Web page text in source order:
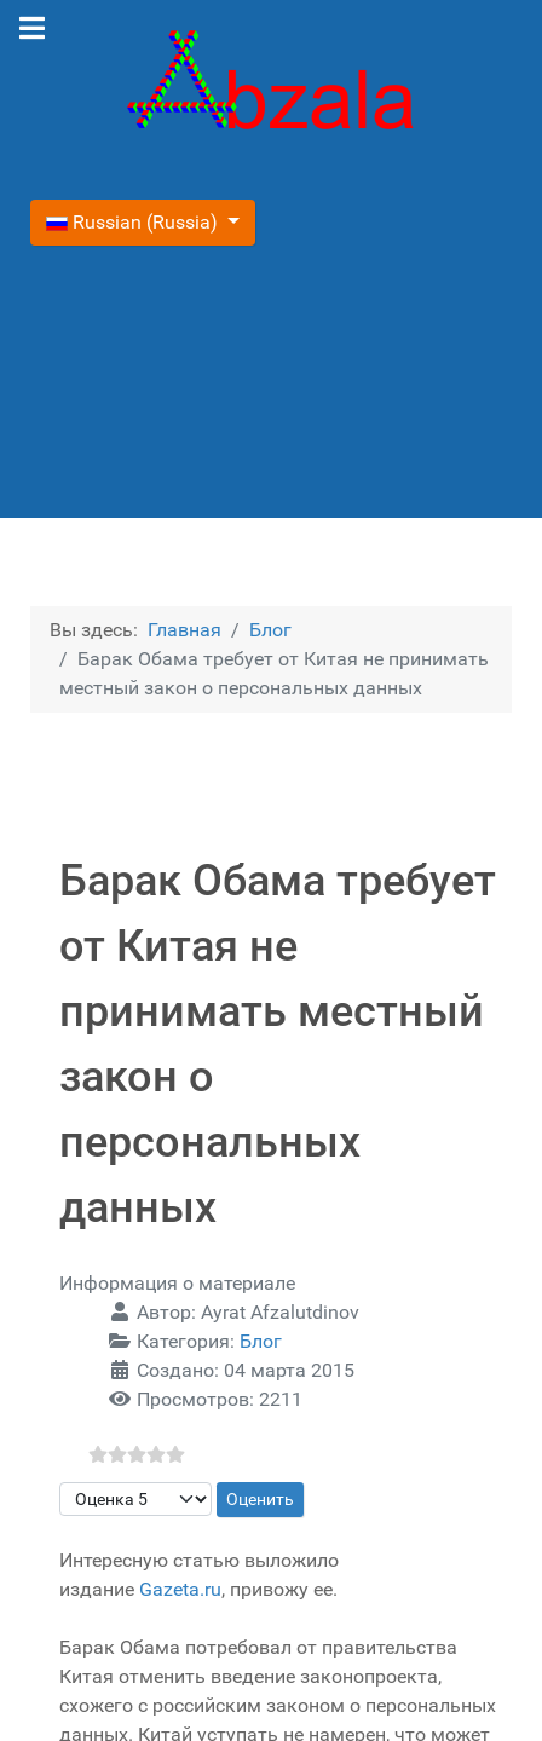
Выберите язык
Russian (Russia)
Вы здесь: Главная
Блог
Барак Обама требует от Китая не принимать
местный закон о персональных данных
Барак Обама требует
от Китая не
принимать местный
закон о
персональных
данных
Информация о материале
Автор: Ayrat Afzalutdinov
Категория: Блог
Создано: 04 марта 2015
Просмотров: 2211
Пожалуйста, оцените
Интересную статью выложило
издание Gazeta.ru, привожу ее.
Барак Обама потребовал от правительства
Китая отменить введение законопроекта,
схожего с российским законом о персональных
данных. Китай уступать не намерен, что может